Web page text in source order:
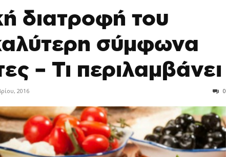
διατροφή του
σύμφωνα
– Τι περιλαμβάνει
2016 0